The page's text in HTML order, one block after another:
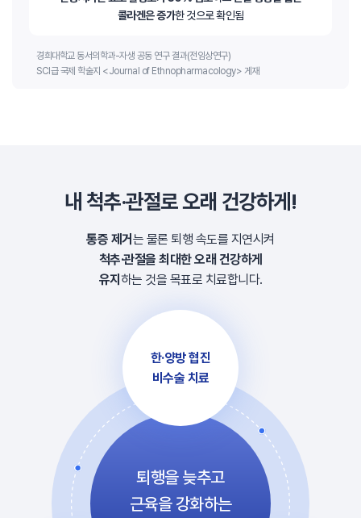
콜라겐은 증가한 것으로 확인됨
경희대학교 동서의학과-자생 공동 연구 결과(전임상연구)
SCI급 국제 학술지 <Journal of Ethnopharmacology> 게재
내 척추·관절로 오래 건강하게!
통증 제거 는 물론 퇴행 속도를 지연시켜
척추·관절을 최대한 오래 건강하게
유지 하는 것을 목표로 치료합니다.
퇴행을 늦추고
근육을 강화하는
한·양방 협진
비수술 치료